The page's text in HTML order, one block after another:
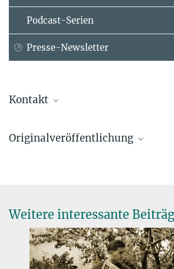
Podcast-Serien
Presse-Newsletter
Kontakt
PR and Communications
Originalveröffentlichung
Proceedings of the CHI Conference on
Computing Systems
Source
DOI
Weitere interessante